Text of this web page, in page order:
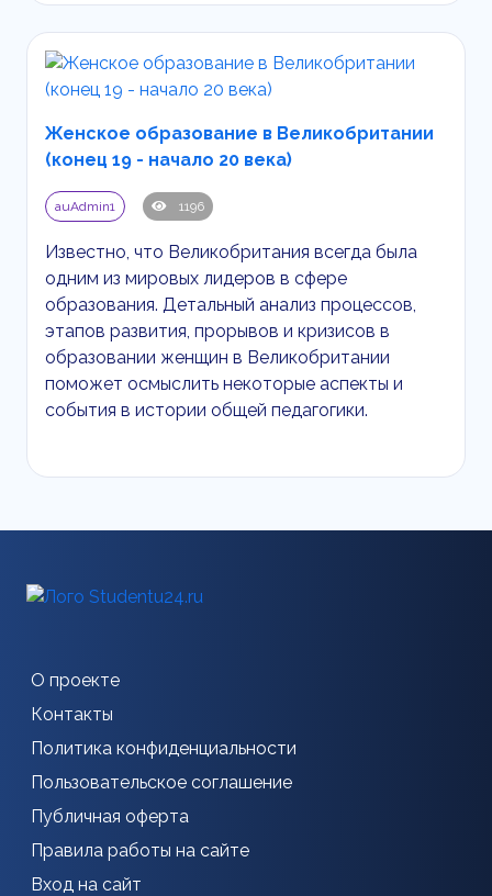
Женское образование в Великобритании
(конец 19 - начало 20 века)
auAdmin1 1196
Известно, что Великобритания всегда была
одним из мировых лидеров в сфере
образования. Детальный анализ процессов,
этапов развития, прорывов и кризисов в
образовании женщин в Великобритании
поможет осмыслить некоторые аспекты и
события в истории общей педагогики.
О проекте
Контакты
Политика конфиденциальности
Пользовательское соглашение
Публичная оферта
Правила работы на сайте
Вход на сайт